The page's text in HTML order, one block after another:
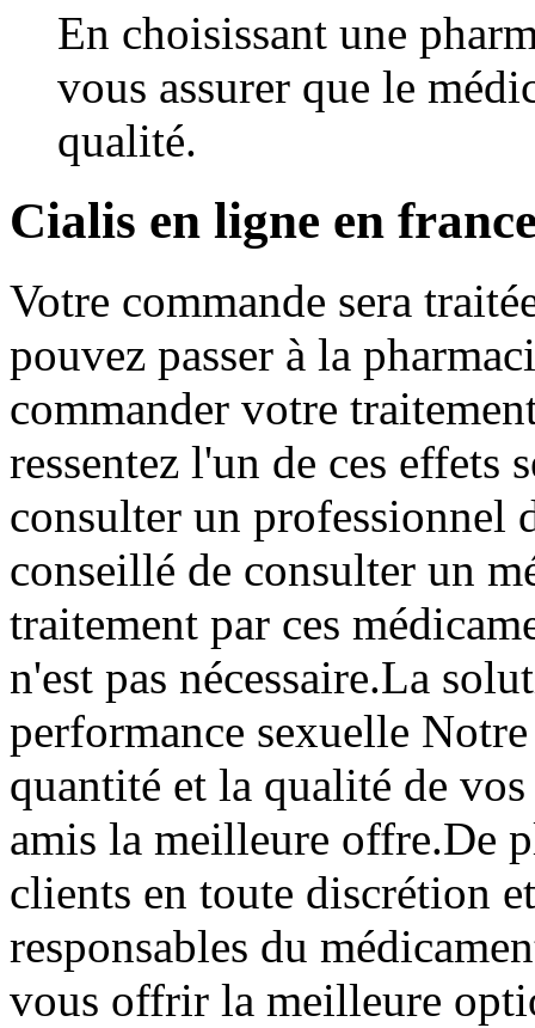
En choisissant une
vous assurer que le
qualité.
Cialis en ligne en
Votre commande sera
pouvez passer à la
commander votre
ressentez l'un de ces effets
consulter un professionnel
conseillé de consulter un
traitement par ces
n'est pas nécessaire.La
performance sexuelle
quantité et la qualité de
amis la meilleure offre.De
clients en toute discrétion
responsables du
vous offrir la meilleure